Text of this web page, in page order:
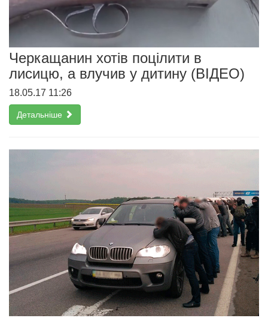
Черкащанин хотів поцілити в
лисицю, а влучив у дитину (ВІДЕО)
18.05.17 11:26
Детальніше